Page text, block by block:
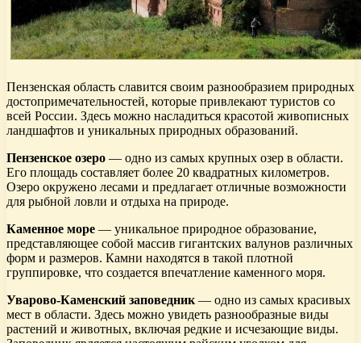
Пензенская область славится своим разнообразием природных
достопримечательностей, которые привлекают туристов со
всей России. Здесь можно насладиться красотой живописных
ландшафтов и уникальных природных образований.
Пензенское озеро — одно из самых крупных озер в области.
Его площадь составляет более 20 квадратных километров.
Озеро окружено лесами и предлагает отличные возможности
для рыбной ловли и отдыха на природе.
Каменное море — уникальное природное образование,
представляющее собой массив гигантских валунов различных
форм и размеров. Камни находятся в такой плотной
группировке, что создается впечатление каменного моря.
Уварово-Каменский заповедник — одно из самых красивых
мест в области. Здесь можно увидеть разнообразные виды
растений и животных, включая редкие и исчезающие виды.